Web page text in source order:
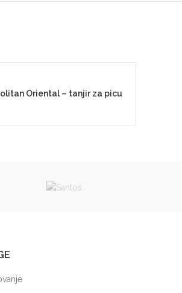
Oriental – tanjir za picu